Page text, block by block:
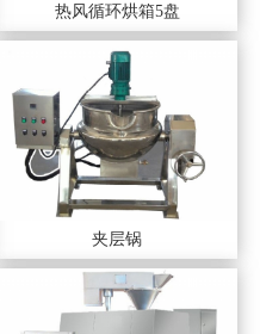
热风循环烘箱5盘
夹层锅